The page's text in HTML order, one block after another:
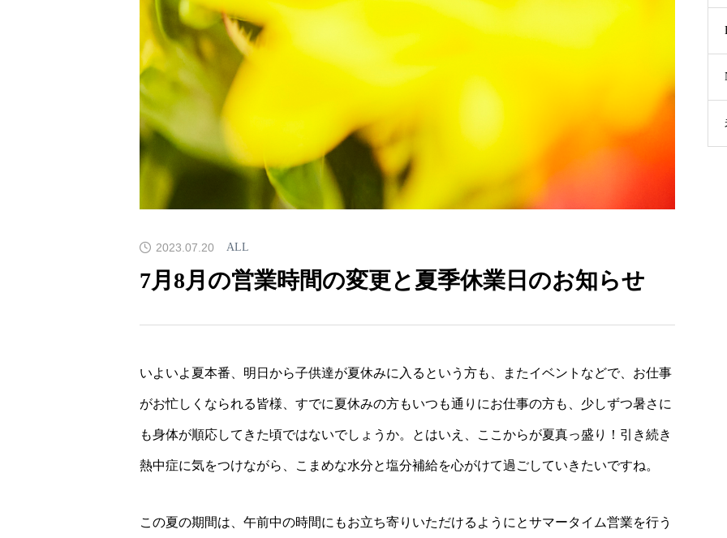
2023.07.20 ALL
7月8月の営業時間の変更と夏季休業日のお知らせ
いよいよ夏本番、明日から子供達が夏休みに入るという方も、またイベントなどで、お仕事
がお忙しくなられる皆様、すでに夏休みの方もいつも通りにお仕事の方も、少しずつ暑さに
も身体が順応してきた頃ではないでしょうか。とはいえ、ここからが夏真っ盛り！引き続き
熱中症に気をつけながら、こまめな水分と塩分補給を心がけて過ごしていきたいですね。
この夏の期間は、午前中の時間にもお立ち寄りいただけるようにとサマータイム営業を行う